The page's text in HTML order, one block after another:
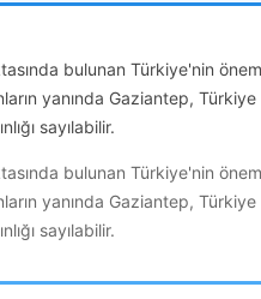
bulunan Türkiye'nin
yanında Gaziantep,
sayılabilir.
bulunan Türkiye'nin
yanında Gaziantep,
sayılabilir.